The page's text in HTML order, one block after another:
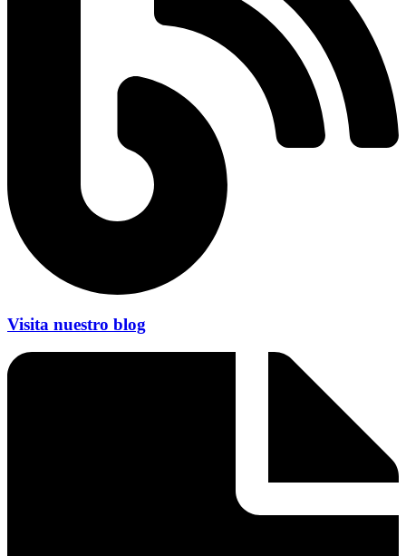
Visita nuestro blog